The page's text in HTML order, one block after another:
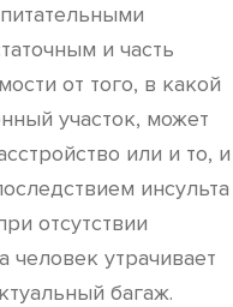
и часть
от того, в какой
участок, может
или и то, и
инсульта
отсутствии
человек утрачивает
багаж.